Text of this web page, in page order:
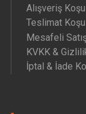
Alışveriş
Teslimat
Mesafeli
KVKK &
İptal & İade